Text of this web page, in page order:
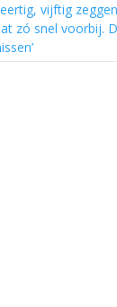
vijftig
zó snel voorbij.